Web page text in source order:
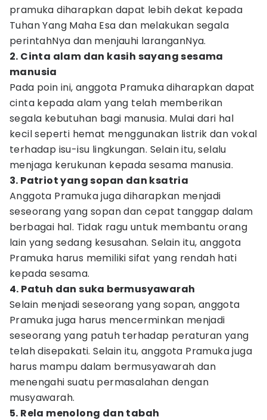
pramuka diharapkan dapat lebih dekat kepada
Tuhan Yang Maha Esa dan melakukan segala
perintahNya dan menjauhi laranganNya.
2. Cinta alam dan kasih sayang sesama
manusia
Pada poin ini, anggota Pramuka diharapkan dapat
cinta kepada alam yang telah memberikan
segala kebutuhan bagi manusia. Mulai dari hal
kecil seperti hemat menggunakan listrik dan vokal
terhadap isu-isu lingkungan. Selain itu, selalu
menjaga kerukunan kepada sesama manusia.
3. Patriot yang sopan dan ksatria
Anggota Pramuka juga diharapkan menjadi
seseorang yang sopan dan cepat tanggap dalam
berbagai hal. Tidak ragu untuk membantu orang
lain yang sedang kesusahan. Selain itu, anggota
Pramuka harus memiliki sifat yang rendah hati
kepada sesama.
4. Patuh dan suka bermusyawarah
Selain menjadi seseorang yang sopan, anggota
Pramuka juga harus mencerminkan menjadi
seseorang yang patuh terhadap peraturan yang
telah disepakati. Selain itu, anggota Pramuka juga
harus mampu dalam bermusyawarah dan
menengahi suatu permasalahan dengan
musyawarah.
5. Rela menolong dan tabah